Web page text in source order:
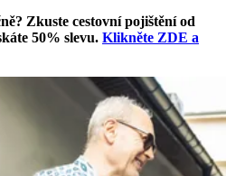
Zkuste cestovní pojištění od
50% slevu. Klikněte ZDE a